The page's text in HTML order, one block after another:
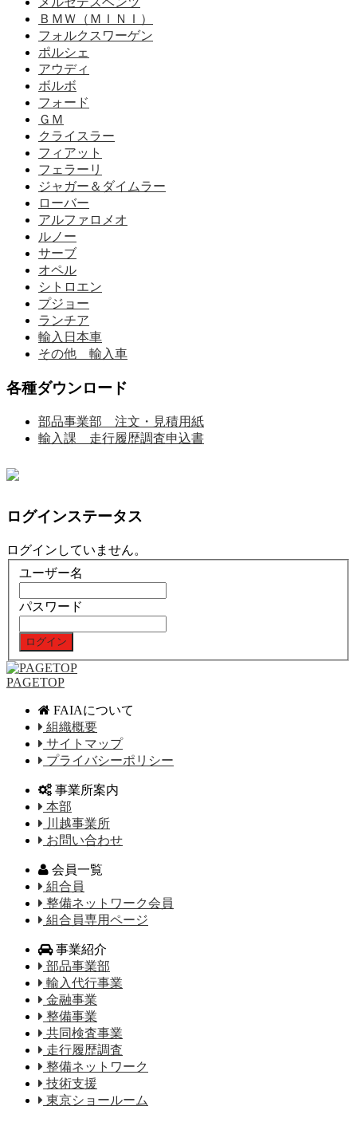
ＢＭＷ（ＭＩＮＩ）
フォルクスワーゲン
ポルシェ
アウディ
ボルボ
フォード
ＧＭ
クライスラー
フィアット
フェラーリ
ジャガー＆ダイムラー
ローバー
アルファロメオ
ルノー
サーブ
オペル
シトロエン
プジョー
ランチア
輸入日本車
その他 輸入車
各種ダウンロード
部品事業部 注文・見積用紙
輸入課 走行履歴調査申込書
ログインステータス
ログインしていません。
ユーザー名
パスワード
PAGETOP
FAIAについて
組織概要
サイトマップ
プライバシーポリシー
事業所案内
本部
川越事業所
お問い合わせ
会員一覧
組合員
整備ネットワーク会員
組合員専用ページ
事業紹介
部品事業部
輸入代行事業
金融事業
整備事業
共同検査事業
走行履歴調査
整備ネットワーク
技術支援
東京ショールーム